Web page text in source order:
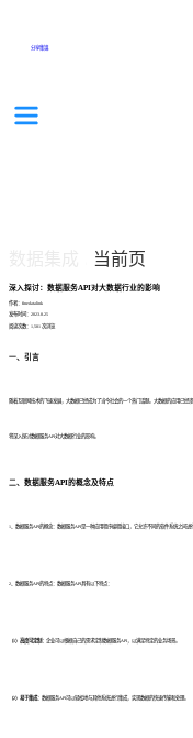
分享集锦
当前页
深入探讨：数据服务API对大数据行业的影响
作者：finedatalink
发布时间：2023.8.25
阅读次数：1,581 次浏览
一、引言
随着互联网技术的飞速发展，大数据已经成为了当今社会的一个热门话题。大数据的应用已经
将深入探讨数据服务API对大数据行业的影响。
二、数据服务API的概念及特点
1、数据服务API的概念：数据服务API是一种应用程序编程接口，它允许不同的软件系统之间
2、数据服务API的特点：数据服务API具有以下特点：
（1）高度可定制： 企业可以根据自己的需求定制数据服务API，以满足特定的业务场景。
（2）易于集成： 数据服务API可以轻松地与其他系统进行集成，实现数据的快速传输和处理。